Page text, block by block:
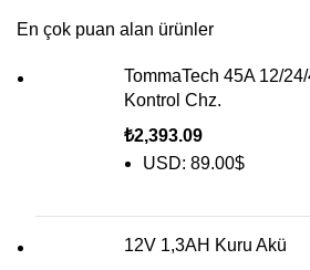
En çok puan alan ürünler
TommaTech 45A 12/
Kontrol Chz.
₺2,393.09
USD: 89.00$
12V 1,3AH Kuru Akü